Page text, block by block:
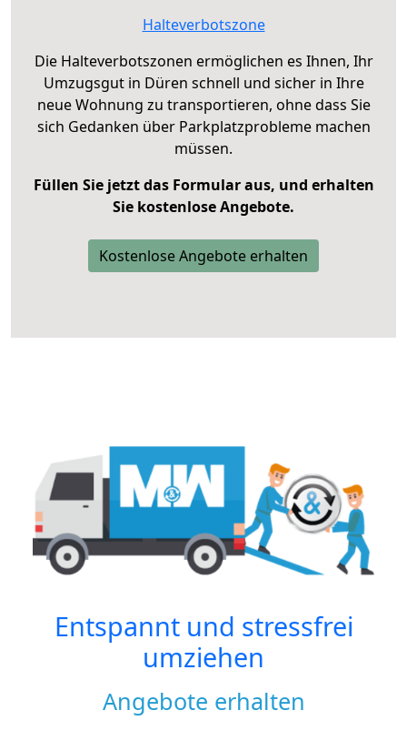
Halteverbotszone
Die Halteverbotszonen ermöglichen es Ihnen, Ihr
Umzugsgut in Düren schnell und sicher in Ihre
neue Wohnung zu transportieren, ohne dass Sie
sich Gedanken über Parkplatzprobleme machen
müssen.
Füllen Sie jetzt das Formular aus, und erhalten
Sie kostenlose Angebote.
Kostenlose Angebote erhalten
Entspannt und stressfrei
umziehen
Angebote erhalten